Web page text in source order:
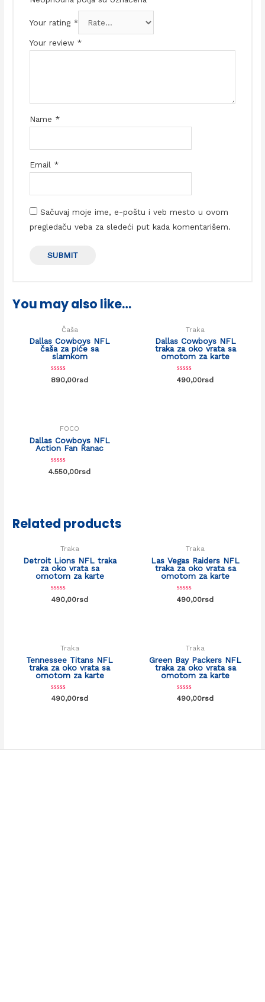
Your rating *
Your review *
Name *
Email *
Sačuvaj moje ime, e-poštu i veb mesto u ovom
pregledaču veba za sledeći put kada komentarišem.
You may also like…
Čaša
Dallas Cowboys NFL
čaša za piće sa
slamkom
Rated
0
890,00rsd
Traka
Dallas Cowboys NFL
traka za oko vrata sa
omotom za karte
Rated
0
490,00rsd
FOCO
Dallas Cowboys NFL
Action Fan Ranac
Rated
0
4.550,00rsd
Related products
Traka
Detroit Lions NFL traka
za oko vrata sa
omotom za karte
Rated
0
490,00rsd
Traka
Las Vegas Raiders NFL
traka za oko vrata sa
omotom za karte
Rated
0
490,00rsd
Traka
Tennessee Titans NFL
traka za oko vrata sa
omotom za karte
Rated
490,00rsd
Traka
Green Bay Packers NFL
traka za oko vrata sa
omotom za karte
Rated
490,00rsd